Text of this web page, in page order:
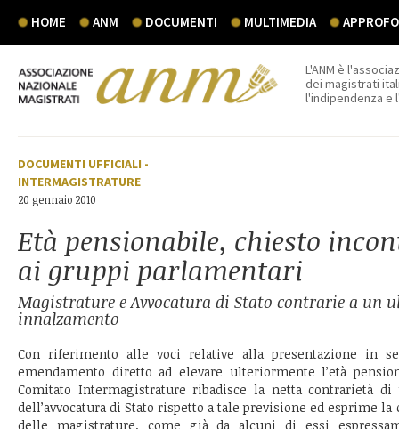
HOME ANM DOCUMENTI MULTIMEDIA
L'ANM è
dei magistrati
l'indipendenza e
DOCUMENTI UFFICIALI -
INTERMAGISTRATURE
20 gennaio 2010
Età pensionabile, chiesto
ai gruppi parlamentari
Magistrature e Avvocatura di Stato contrarie a un
innalzamento
Con riferimento alle voci relative alla presentazione in
emendamento diretto ad elevare ulteriormente l’età
Comitato Intermagistrature ribadisce la netta contrarietà
dell’avvocatura di Stato rispetto a tale previsione ed esprime
delle magistrature, come già da alcuni di essi